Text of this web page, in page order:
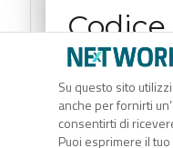
Su questo sito
anche per fornirti
consentirti di
Puoi esprimere il tuo
Codice
Clicca sul
RSS link